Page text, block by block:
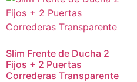
Slim Frente de Ducha 2
Fijos + 2 Puertas
Correderas Transparente